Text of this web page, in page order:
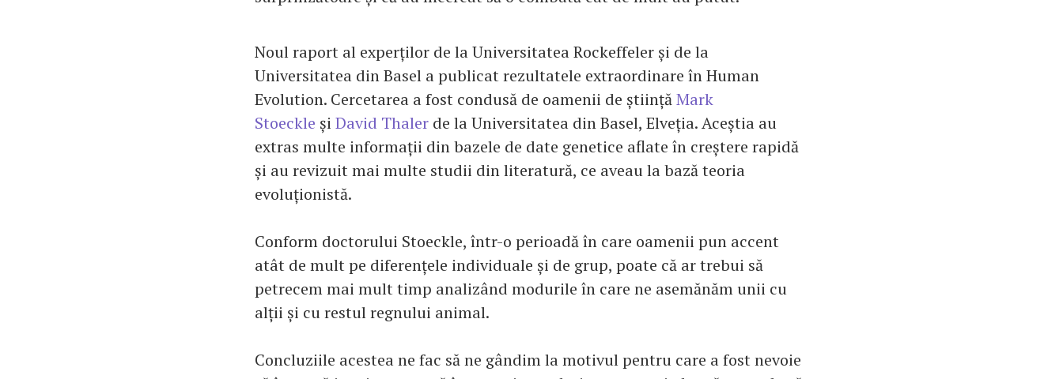
Noul raport al experților de la Universitatea Rockeffeler și de la
Universitatea din Basel a publicat rezultatele extraordinare în Human
Evolution. Cercetarea a fost condusă de oamenii de științăMark
Stoeckle și David Thaler de la Universitatea din Basel, Elveția. Aceștia au
extras multe informații din bazele de date genetice aflate în creștere rapidă
și au revizuit mai multe studii din literatură, ce aveau la bază teoria
evoluționistă.
Conform doctorului Stoeckle, într-o perioadă în care oamenii pun accent
atât de mult pe diferențele individuale și de grup, poate că ar trebui să
petrecem mai mult timp analizând modurile în care ne asemănăm unii cu
alții și cu restul regnului animal.
Concluziile acestea ne fac să ne gândim la motivul pentru care a fost nevoie